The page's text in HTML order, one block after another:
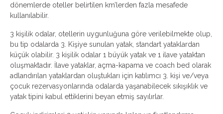
dönemlerde oteller belirtilen km’lerden fazla mesafede
kullanılabilir.
3 kişilik odalar, otellerin uygunluğuna göre verilebilmekte olup,
bu tip odalarda 3. Kişiye sunulan yatak, standart yataklardan
küçük olabilir. 3 kişilik odalar 1 büyük yatak ve 1 ilave yataktan
oluşmaktadır. İlave yataklar, açma-kapama ve coach bed olarak
adlandırılan yataklardan oluştukları için katılımcı 3. kişi ve/veya
çocuk rezervasyonlarında odalarda yaşanabilecek sıkışıklık ve
yatak tipini kabul ettiklerini beyan etmiş sayılırlar.